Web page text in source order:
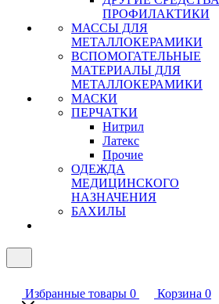
ПРОФИЛАКТИКИ
МАССЫ ДЛЯ
МЕТАЛЛОКЕРАМИКИ
ВСПОМОГАТЕЛЬНЫЕ
МАТЕРИАЛЫ ДЛЯ
МЕТАЛЛОКЕРАМИКИ
МАСКИ
ПЕРЧАТКИ
Нитрил
Латекс
Прочие
ОДЕЖДА
МЕДИЦИНСКОГО
НАЗНАЧЕНИЯ
БАХИЛЫ
Избранные товары 0 Корзина 0